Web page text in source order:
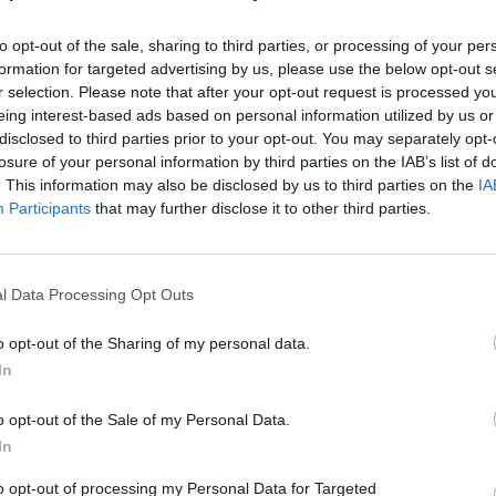
opt-out of the sale, sharing to third parties, or processing of your
for targeted advertising by us, please use the below opt-out
selection. Please note that after your opt-out request is processed
interest-based ads based on personal information utilized by us
to third parties prior to your opt-out. You may separately
of your personal information by third parties on the IAB’s list of
This information may also be disclosed by us to third parties on the
Participants that may further disclose it to other third parties.
Data Processing Opt Outs
opt-out of the Sharing of my personal data.
opt-out of the Sale of my Personal Data.
opt-out of processing my Personal Data for Targeted
en la fabricació de calç i de carbonat de
és una de les veteranes del sector a l'Estat i
món de l'agricultura com al sector industrial.
es veuran beneficiades del PERTE les
(Osca), que obté gairebé 9,5 milions, iLands
(Lleó), que rebrà 1,7 milions. Amb
de la línia 1 ha concedit més de
avançat que, després d'exhaurir-se el termini
de la quarta convocatòria del PERTE
que la gestiona -
global de 1.176 milions d'euros.
total de 280 milions, dels quals 180 es